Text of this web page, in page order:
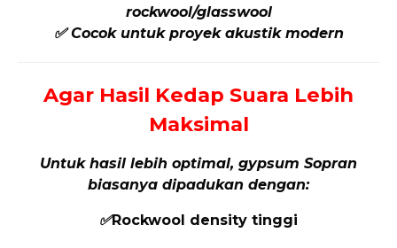
rockwool/glasswool
✅ Cocok untuk proyek akustik modern
Agar Hasil Kedap Suara Lebih
Maksimal
Untuk hasil lebih optimal, gypsum Sopran
biasanya dipadukan dengan:
✅Rockwool density tinggi